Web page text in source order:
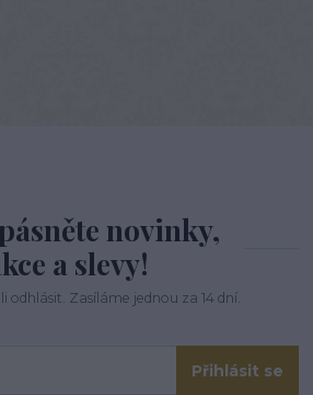
novinky,
a slevy!
odhlásit. Zasíláme jednou za 14 dní.
Přihlásit se